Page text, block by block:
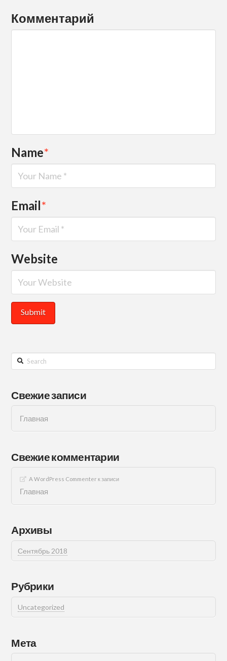
Комментарий
Name*
Email*
Website
Search
Свежие записи
Главная
Свежие комментарии
A WordPress Commenterк записи
Главная
Архивы
Сентябрь 2018
Рубрики
Uncategorized
Мета